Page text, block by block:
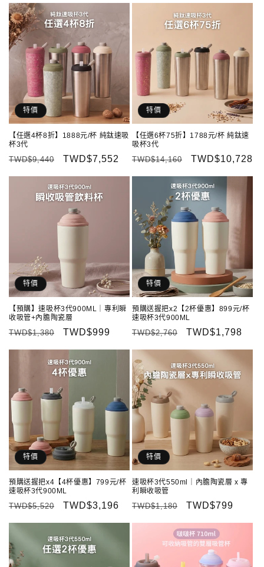
特價
【任選4杯8折】1888元/杯 純鈦速吸
杯3代
定
TWD$9,440
售
TWD$7,552
特價
【任選6杯75折】1788元/杯 純鈦速
吸杯3代
定
TWD$14,160
售
TWD$10,728
特價
【預購】速吸杯3代900ML｜專利瞬
收吸管+內膽陶瓷層
定
TWD$1,380
售
TWD$999
特價
預購送握把x2【2杯優惠】899元/杯
速吸杯3代900ML
定
TWD$2,760
售
TWD$1,798
特價
預購送握把x4【4杯優惠】799元/杯
速吸杯3代900ML
定
TWD$5,520
售
TWD$3,196
特價
速吸杯3代550ml｜內膽陶瓷層 x 專
利瞬收吸管
定
TWD$1,180
售
TWD$799